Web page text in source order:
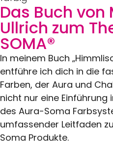
Das Buch von
Ullrich zum
SOMA®
In meinem Buch
entführe ich dich in die
Farben, der Aura und
nicht nur eine Einführung
des Aura-Soma
umfassender Leitfaden
Soma Produkte.